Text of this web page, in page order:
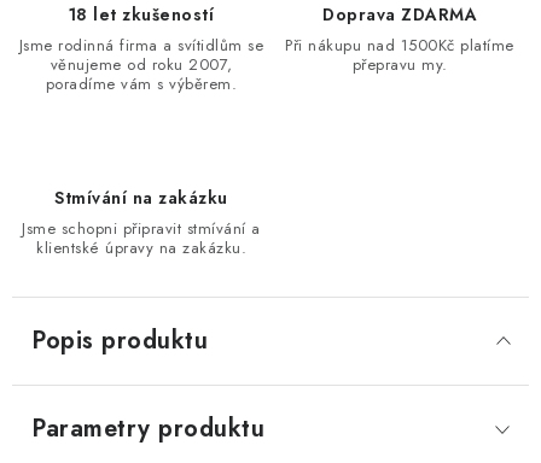
18 let zkušeností
Jsme rodinná firma a svítidlům se
věnujeme od roku 2007,
poradíme vám s výběrem.
Doprava ZDARMA
Při nákupu nad 1500Kč platíme
přepravu my.
Stmívání na zakázku
Jsme schopni připravit stmívání a
klientské úpravy na zakázku.
Popis produktu
Parametry produktu